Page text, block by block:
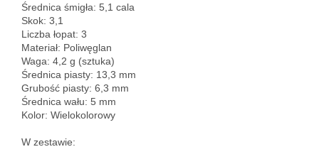
Średnica śmigła: 5,1 cala
Skok: 3,1
Liczba łopat: 3
Materiał: Poliwęglan
Waga: 4,2 g (sztuka)
Średnica piasty: 13,3 mm
Grubość piasty: 6,3 mm
Średnica wału: 5 mm
Kolor: Wielokolorowy
W zestawie: